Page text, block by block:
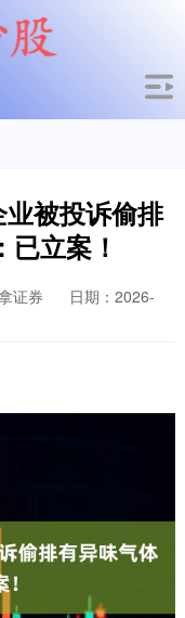
被投诉偷排
立案！
证券
日期：2026-